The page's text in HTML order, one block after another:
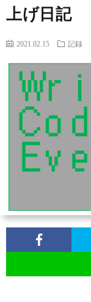
上げ日記
2021.02.15 記録